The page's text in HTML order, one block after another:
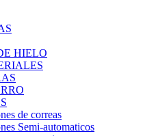
HIELO
de correas
Semi-automaticos